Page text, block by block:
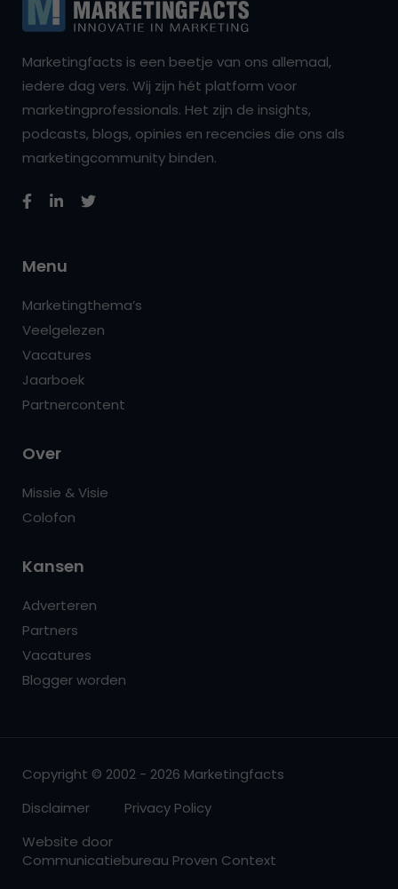
Marketingfacts is een beetje van ons allemaal,
iedere dag vers. Wij zijn hét platform voor
marketingprofessionals. Het zijn de insights,
podcasts, blogs, opinies en recencies die ons als
marketingcommunity binden.
Menu
Marketingthema’s
Veelgelezen
Vacatures
Jaarboek
Partnercontent
Over
Missie & Visie
Colofon
Kansen
Adverteren
Partners
Vacatures
Blogger worden
Copyright © 2002 - 2026 Marketingfacts
Disclaimer
Privacy Policy
Website door
Communicatiebureau Proven Context